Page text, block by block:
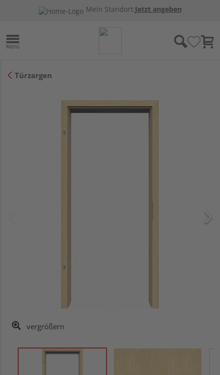
Mein Standort:Jetzt angeben
Türzargen
vergrößern